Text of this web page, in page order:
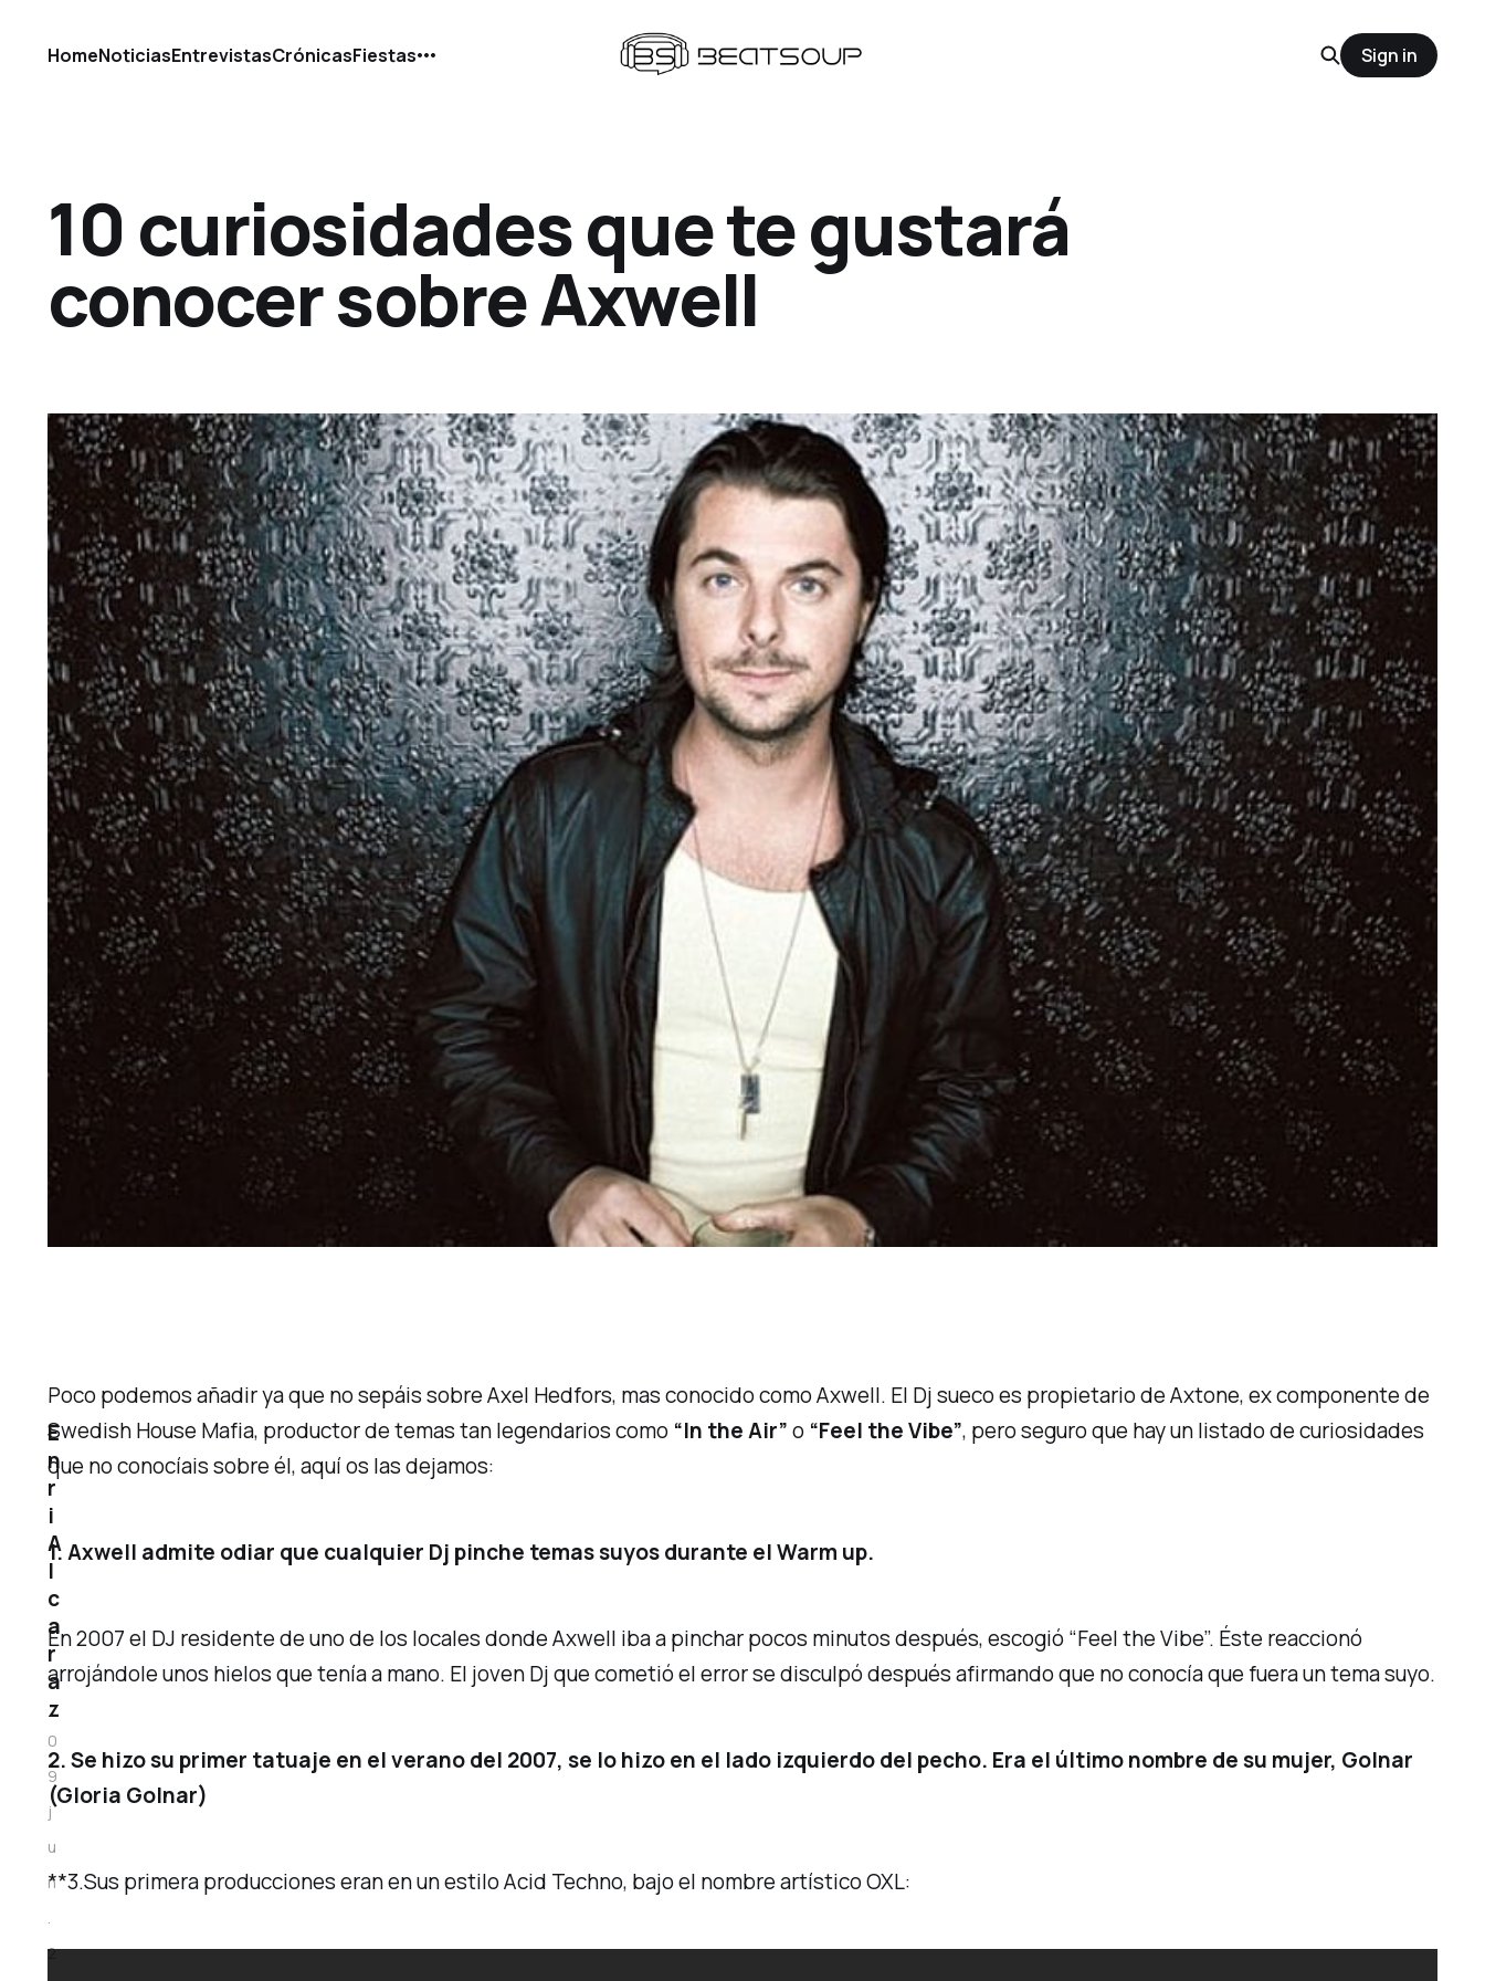
HomeNoticiasEntrevistasCrónicasFiestas Sign in
10 curiosidades que te gustará
conocer sobre Axwell
Poco podemos añadir ya que no sepáis sobre Axel Hedfors, mas conocido como Axwell. El Dj sueco es propietario deAxtone, ex componente de
Swedish House Mafia, productor de temas tan legendarios como “In the Air”o “Feel the Vibe”, pero seguro que hay un listado de curiosidades
que no conocíais sobre él, aquí os las dejamos:
1. Axwell admite odiar que cualquier Dj pinche temas suyos durante el Warm up.
En 2007 el DJ residente de uno de los locales donde Axwell iba a pinchar pocos minutos después, escogió “Feel the Vibe”. Éste reaccionó
arrojándole unos hielos que tenía a mano. El joven Dj que cometió el error se disculpó después afirmando que no conocía que fuera un tema suyo.
2. Se hizo su primer tatuaje en el verano del 2007, se lo hizo en el lado izquierdo del pecho. Era el último nombre de su mujer, Golnar
(Gloria Golnar)
**3.Sus primera producciones eran en un estiloAcid Techno, bajo el nombre artístico OXL:
E
n
r
i
A
l
c
a
r
a
z
0
9
j
u
n
.
2